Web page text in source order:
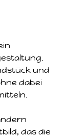
und
dabei
das die